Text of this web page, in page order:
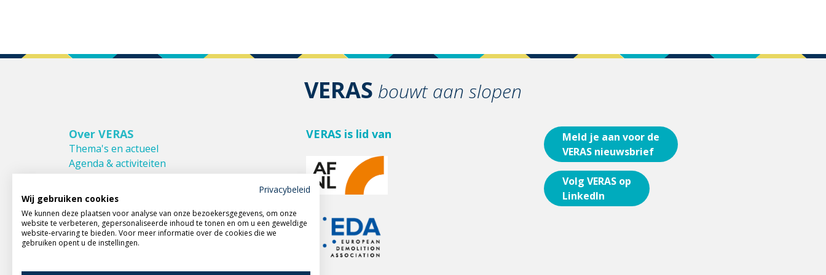
VERAS bouwt aan slopen
Over VERAS
Thema's en actueel
Agenda & activiteiten
Bestuur & Commissies
Leden van VERAS
Donateurs van VERAS
Huishoudelijk reglement
VERAS is lid van
Meld je aan voor de
VERAS nieuwsbrief
Volg VERAS op
LinkedIn
Privacybeleid
Wij gebruiken cookies
We kunnen deze plaatsen voor analyse van onze bezoekersgegevens, om onze
website te verbeteren, gepersonaliseerde inhoud te tonen en om u een geweldige
website-ervaring te bieden. Voor meer informatie over de cookies die we
gebruiken opent u de instellingen.